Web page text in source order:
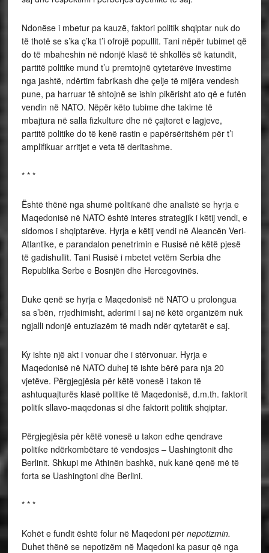
Ndonëse i mbetur pa kauzë, faktori politik shqiptar nuk do
të thotë se s’ka ç’ka t’i ofrojë popullit. Tani nëpër tubimet që
do të mbaheshin në ndonjë klasë të shkollës së katundit,
partitë politike mund t’u premtojnë qytetarëve investime
nga jashtë, ndërtim fabrikash dhe çelje të mijëra vendesh
pune, pa harruar të shtojnë se ishin pikërisht ato që e futën
vendin në NATO. Nëpër këto tubime dhe takime të
mbajtura në salla fizkulture dhe në çajtoret e lagjeve,
partitë politike do të kenë rastin e papërsëritshëm për t’i
amplifikuar arritjet e veta të deritashme.
* * *
Është thënë nga shumë politikanë dhe analistë se hyrja e
Maqedonisë në NATO është interes strategjik i këtij vendi, e
sidomos i shqiptarëve. Hyrja e këtij vendi në Aleancën Veri-
Atlantike, e parandalon penetrimin e Rusisë në këtë pjesë
të gadishullit. Tani Rusisë i mbetet vetëm Serbia dhe
Republika Serbe e Bosnjën dhe Hercegovinës.
Duke qenë se hyrja e Maqedonisë në NATO u prolongua
sa s’bën, rrjedhimisht, aderimi i saj në këtë organizëm nuk
ngjalli ndonjë entuziazëm të madh ndër qytetarët e saj.
Ky ishte një akt i vonuar dhe i stërvonuar. Hyrja e
Maqedonisë në NATO duhej të ishte bërë para nja 20
vjetëve. Përgjegjësia për këtë vonesë i takon të
ashtuquajturës klasë politike të Maqedonisë, d.m.th. faktorit
politik sllavo-maqedonas si dhe faktorit politik shqiptar.
Përgjegjësia për këtë vonesë u takon edhe qendrave
politike ndërkombëtare të vendosjes – Uashingtonit dhe
Berlinit. Shkupi me Athinën bashkë, nuk kanë qenë më të
forta se Uashingtoni dhe Berlini.
* * *
Kohët e fundit është folur në Maqedoni për nepotizmin.
Duhet thënë se nepotizëm në Maqedoni ka pasur që nga